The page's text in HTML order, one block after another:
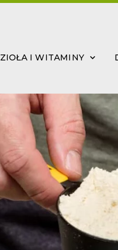
ZIOŁA I WITAMINY